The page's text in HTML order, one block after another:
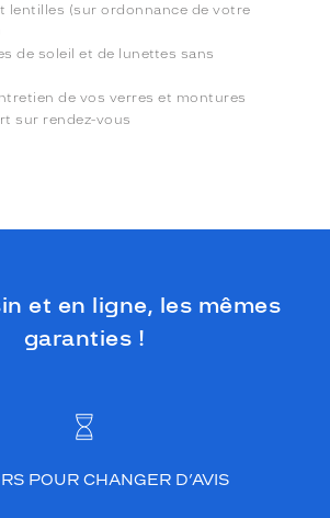
lentilles (sur ordonnance de votre
de soleil et de lunettes sans
de vos verres et montures
sur rendez-vous
et en ligne, les mêmes
garanties !
POUR CHANGER D’AVIS